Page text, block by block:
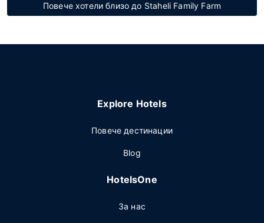
Повече хотели близо до Staheli Family Farm
Explore Hotels
Повече дестинации
Blog
HotelsOne
За нас